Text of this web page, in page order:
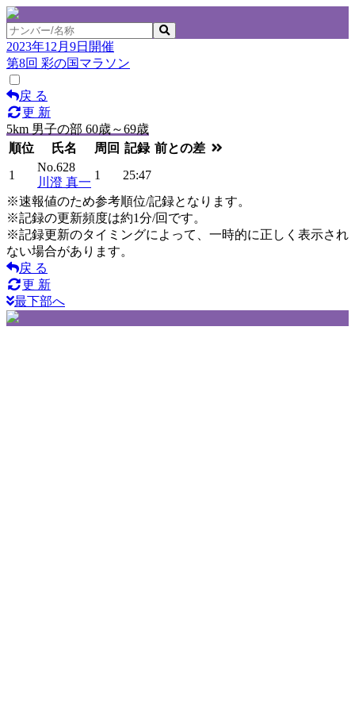
2023年12月9日開催
第8回 彩の国マラソン
戻 る
更 新
5km 男子の部 60歳～69歳
順位
氏名 周回 記録 前との差
1
No.628
川澄 真一
1
25:47
※速報値のため参考順位/記録となります。
※記録の更新頻度は約1分/回です。
※記録更新のタイミングによって、一時的に正しく表示され
ない場合があります。
戻 る
更 新
最下部へ